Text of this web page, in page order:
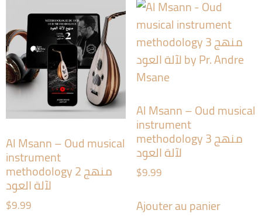
Al Msann – Oud musical
instrument
methodology 2 منهج
لآلة العود
$9.99
Al Msann – Oud musical
instrument
methodology 3 منهج
لآلة العود
$9.99
Ajouter au panier